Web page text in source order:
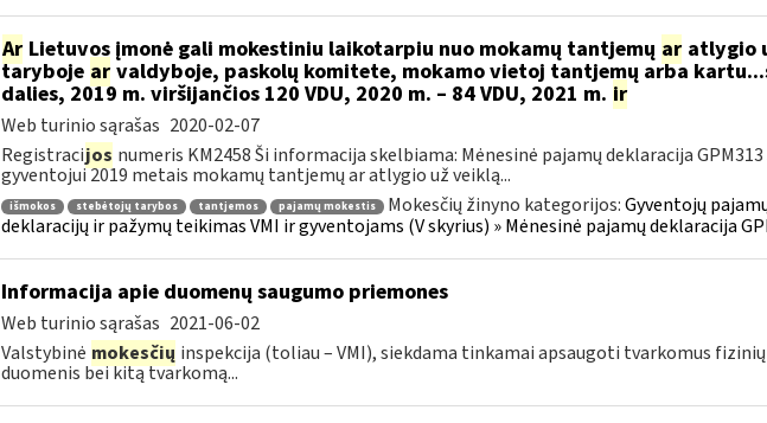
ArLietuvos įmonė gali mokestiniu laikotarpiu nuo mokamų tantjemų aratlygio
taryboje arvaldyboje, paskolų komitete, mokamo vietoj tantjemų arba
dalies, 2019 m. viršijančios 120 VDU, 2020 m. – 84 VDU, 2021 m. ir
Web turinio sąrašas 2020-02-07
Registracijos numeris KM2458 Ši informacija skelbiama: Mėnesinė pajamų deklaracija
gyventojui 2019 metais mokamų tantjemų ar atlygio už veiklą...
išmokos stebėtojų tarybos tantjemos pajamų mokestis Mokesčių žinyno kategorijos:Gyventojų
deklaracijų ir pažymų teikimas VMI ir gyventojams (V skyrius) » Mėnesinė pajamų deklaracija
Informacija apie duomenų saugumo priemones
Web turinio sąrašas 2021-06-02
Valstybinė mokesčių inspekcija (toliau – VMI), siekdama tinkamai apsaugoti tvarkomus fizinių
duomenis bei kitą tvarkomą...